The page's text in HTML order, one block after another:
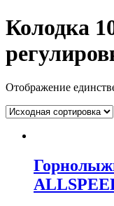
Колодка
Отображение